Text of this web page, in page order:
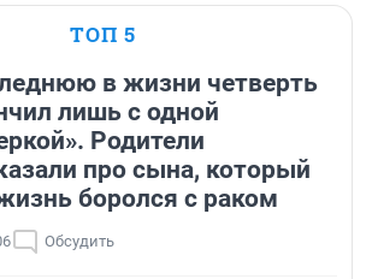
ТОП 5
в жизни четверть
лишь с одной
Родители
про сына, который
боролся с раком
Обсудить